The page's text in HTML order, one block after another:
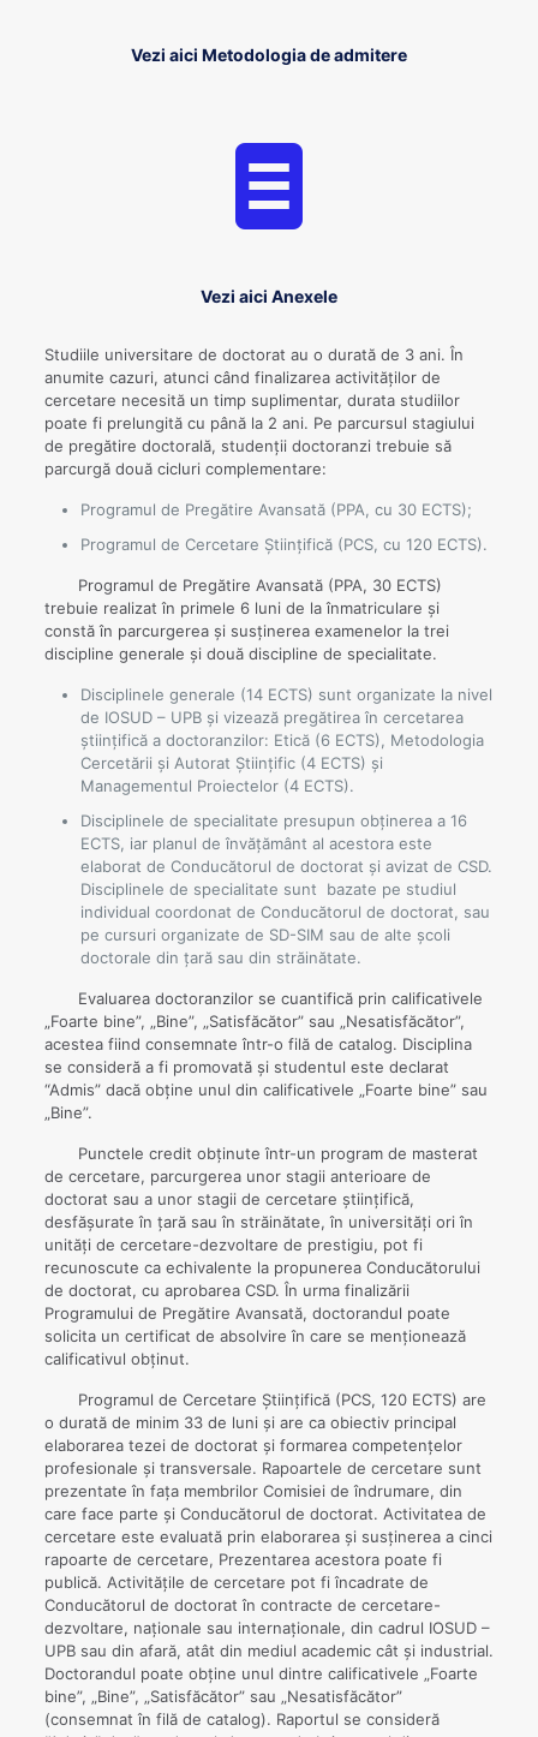
Vezi aici Metodologia de admitere
Vezi aici Anexele
Studiile universitare de doctorat au o durată de 3 ani. În
anumite cazuri, atunci când finalizarea activităților de
cercetare necesită un timp suplimentar, durata studiilor
poate fi prelungită cu până la 2 ani. Pe parcursul stagiului
de pregătire doctorală, studenții doctoranzi trebuie să
parcurgă două cicluri complementare:
Programul de Pregătire Avansată (PPA, cu 30 ECTS);
Programul de Cercetare Ştiinţifică (PCS, cu 120 ECTS).
Programul de Pregătire Avansată (PPA, 30 ECTS)
trebuie realizat în primele 6 luni de la înmatriculare și
constă în parcurgerea și susținerea examenelor la trei
discipline generale și două discipline de specialitate.
Disciplinele generale (14 ECTS) sunt organizate la nivel
de IOSUD – UPB și vizează pregătirea în cercetarea
ştiinţifică a doctoranzilor: Etică (6 ECTS), Metodologia
Cercetării și Autorat Științific (4 ECTS) și
Managementul Proiectelor (4 ECTS).
Disciplinele de specialitate presupun obținerea a 16
ECTS, iar planul de învățământ al acestora este
elaborat de Conducătorul de doctorat și avizat de CSD.
Disciplinele de specialitate sunt bazate pe studiul
individual coordonat de Conducătorul de doctorat, sau
pe cursuri organizate de SD-SIM sau de alte şcoli
doctorale din ţară sau din străinătate.
Evaluarea doctoranzilor se cuantifică prin calificativele
„Foarte bine”, „Bine”, „Satisfăcător” sau „Nesatisfăcător”,
acestea fiind consemnate într-o filă de catalog. Disciplina
se consideră a fi promovată şi studentul este declarat
“Admis” dacă obţine unul din calificativele „Foarte bine” sau
„Bine”.
Punctele credit obţinute într-un program de masterat
de cercetare, parcurgerea unor stagii anterioare de
doctorat sau a unor stagii de cercetare ştiinţifică,
desfăşurate în ţară sau în străinătate, în universităţi ori în
unităţi de cercetare-dezvoltare de prestigiu, pot fi
recunoscute ca echivalente la propunerea Conducătorului
de doctorat, cu aprobarea CSD. În urma finalizării
Programului de Pregătire Avansată, doctorandul poate
solicita un certificat de absolvire în care se menționează
calificativul obținut.
Programul de Cercetare Ştiinţifică (PCS, 120 ECTS) are
o durată de minim 33 de luni și are ca obiectiv principal
elaborarea tezei de doctorat şi formarea competenţelor
profesionale și transversale. Rapoartele de cercetare sunt
prezentate în fața membrilor Comisiei de îndrumare, din
care face parte și Conducătorul de doctorat. Activitatea de
cercetare este evaluată prin elaborarea și susținerea a cinci
rapoarte de cercetare, Prezentarea acestora poate fi
publică. Activitățile de cercetare pot fi încadrate de
Conducătorul de doctorat în contracte de cercetare-
dezvoltare, naționale sau internaționale, din cadrul IOSUD –
UPB sau din afară, atât din mediul academic cât și industrial.
Doctorandul poate obține unul dintre calificativele „Foarte
bine”, „Bine”, „Satisfăcător” sau „Nesatisfăcător”
(consemnat în filă de catalog). Raportul se consideră